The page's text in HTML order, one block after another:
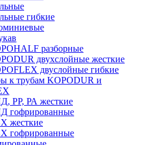
гибкие
разборные
двухслойные жесткие
двуслойные гибкие
к трубам KOPODUR и
РР, РА жесткие
гофрированные
жесткие
гофрированные